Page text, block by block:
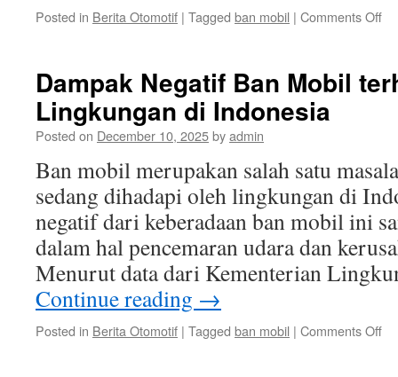
Posted in Berita Otomotif | Tagged ban mobil | Comments Offon
di
Dampak Negatif Ban Mobil
Lingkungan di Indonesia
Posted on December 10, 2025byadmin
Ban mobil merupakan salah satu
sedang dihadapi oleh lingkungan di
negatif dari keberadaan ban mobil ini
dalam hal pencemaran udara dan
Menurut data dari Kementerian
Continue reading →
Posted in Berita Otomotif | Tagged ban mobil | Comments Offon